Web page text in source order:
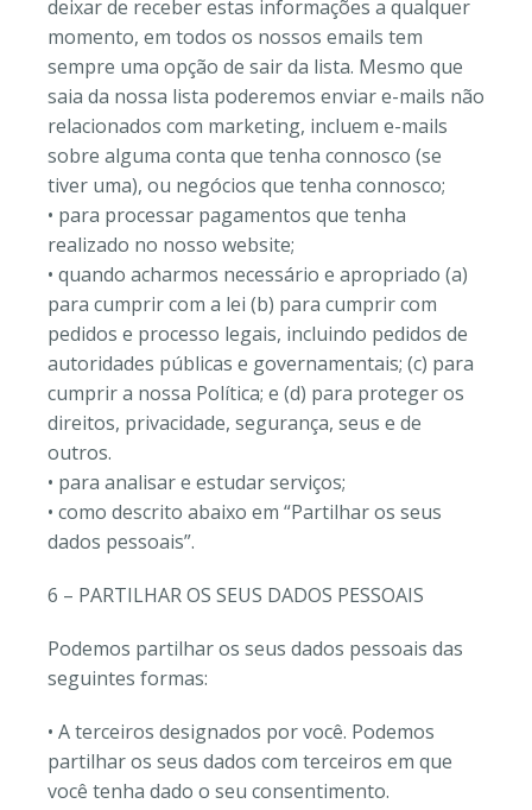
deixar de receber estas informações a qualquer
momento, em todos os nossos emails tem
sempre uma opção de sair da lista. Mesmo que
saia da nossa lista poderemos enviar e-mails não
relacionados com marketing, incluem e-mails
sobre alguma conta que tenha connosco (se
tiver uma), ou negócios que tenha connosco;
• para processar pagamentos que tenha
realizado no nosso website;
• quando acharmos necessário e apropriado (a)
para cumprir com a lei (b) para cumprir com
pedidos e processo legais, incluindo pedidos de
autoridades públicas e governamentais; (c) para
cumprir a nossa Política; e (d) para proteger os
direitos, privacidade, segurança, seus e de
outros.
• para analisar e estudar serviços;
• como descrito abaixo em “Partilhar os seus
dados pessoais”.
6 – PARTILHAR OS SEUS DADOS PESSOAIS
Podemos partilhar os seus dados pessoais das
seguintes formas:
• A terceiros designados por você. Podemos
partilhar os seus dados com terceiros em que
você tenha dado o seu consentimento.